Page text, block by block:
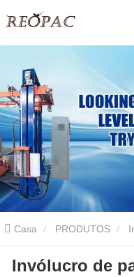
Casa PRODUTOS
giratória Invólucro de
Invólucro de